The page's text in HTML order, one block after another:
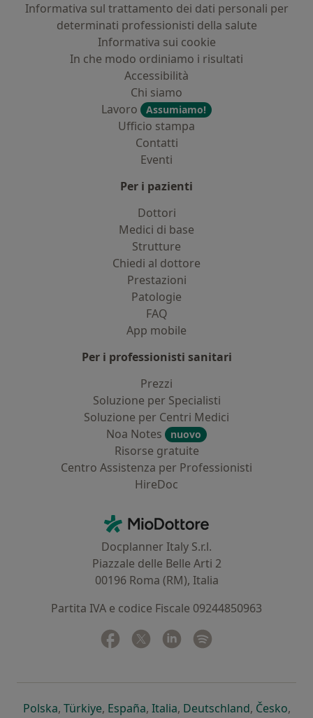
Informativa sul trattamento dei dati personali per
determinati professionisti della salute
Informativa sui cookie
In che modo ordiniamo i risultati
Accessibilità
Chi siamo
Lavoro
Assumiamo!
Ufficio stampa
Contatti
Eventi
Per i pazienti
Dottori
Medici di base
Strutture
Chiedi al dottore
Prestazioni
Patologie
FAQ
App mobile
Per i professionisti sanitari
Prezzi
Soluzione per Specialisti
Soluzione per Centri Medici
Noa Notes
nuovo
Risorse gratuite
Centro Assistenza per Professionisti
HireDoc
MioDottore - Homepage
Docplanner Italy S.r.l.
Piazzale delle Belle Arti 2
00196 Roma (RM), Italia
Partita IVA e codice Fiscale 09244850963
Facebook
si apre in una nuova scheda
Twitter
si apre in una nuova scheda
Linkedin
si apre in una nuova
Polskasi apre in una nuova scheda
, Türkiyesi apre in una nuova scheda
, Españasi apre in una nuova scheda
, Italiasi apre in una nuova
, Deutschlandsi apre in
, Českosi
,